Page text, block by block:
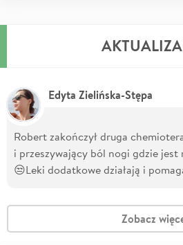
Edyta Zielińska-Stępa
Robert zakończył druga
i przeszywający ból nogi gdzie
😒Leki dodatkowe działają i
Zobacz